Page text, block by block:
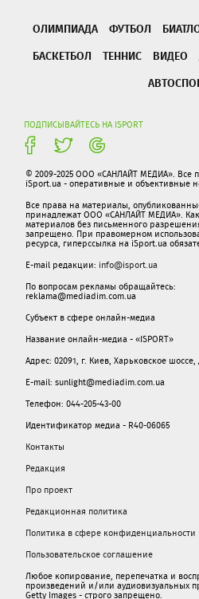
ОЛИМПИАДА ФУТБОЛ
БАСКЕТБОЛ
ТЕННИС ВИДЕО
ПОДПИСЫВАЙТЕСЬ НА ISPORT
© 2009-2025 ООО «САНЛАЙТ МЕДИА». Все
iSport.ua - оперативные и объективные
Все права на материалы,
принадлежат ООО «САНЛАЙТ МЕДИА».
материалов без письменного
запрещено. При правомерном
ресурса, гиперссылка на iSport.ua
E-mail редакции: info@isport.ua
По вопросам рекламы обращайтесь:
reklama@mediadim.com.ua
Субъект в сфере онлайн-медиа
Название онлайн-медиа - «ISPORT»
Адрес: 02091, г. Киев, Харьковское
E-mail: sunlight@mediadim.com.ua
Телефон: 044-205-43-00
Идентификатор медиа - R40-06065
Контакты
Редакция
Про проект
Редакционная политика
Политика в сфере
Пользовательское соглашение
Любое копирование, перепечатка и
произведений и/или аудиовизуальных
Getty Images - строго запрещено.